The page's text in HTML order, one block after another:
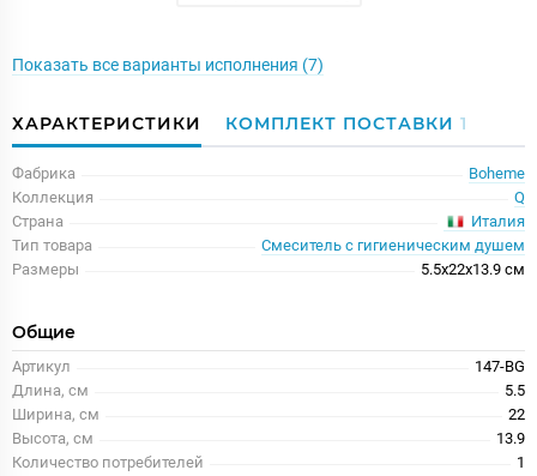
Показать все варианты исполнения (7)
ХАРАКТЕРИСТИКИ КОМПЛЕКТ ПОСТАВКИ 1
Фабрика
Boheme
Коллекция
Q
Страна
Италия
Тип товара
Смеситель с гигиеническим душем
Размеры
5.5x22x13.9 см
Общие
Артикул
147-BG
Длина, см
5.5
Ширина, см
22
Высота, см
13.9
Количество потребителей
1